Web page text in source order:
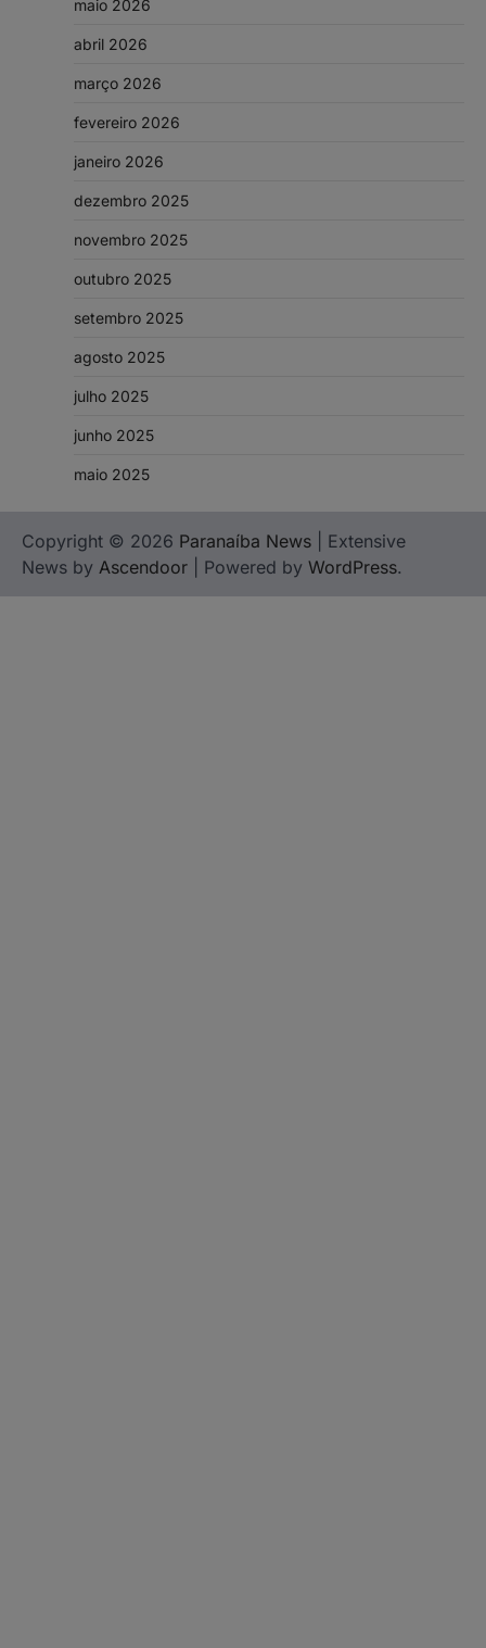
maio 2026
abril 2026
março 2026
fevereiro 2026
janeiro 2026
dezembro 2025
novembro 2025
outubro 2025
setembro 2025
agosto 2025
julho 2025
junho 2025
maio 2025
Copyright © 2026 Paranaíba News | Extensive
News by Ascendoor | Powered by WordPress.